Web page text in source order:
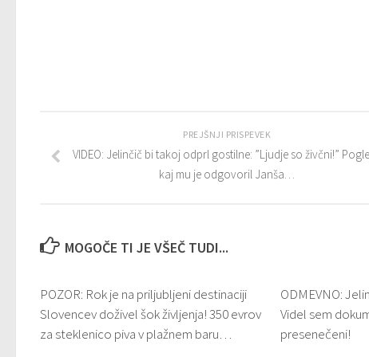
PREJŠNJI PRISPEVEK
VIDEO: Jelinčič bi takoj odprl gostilne: ”Ljudje so živčni!”
kaj mu je odgovoril Janša…
MOGOČE TI JE VŠEČ TUDI...
POZOR: Rok je na priljubljeni destinaciji
Slovencev doživel šok življenja! 350 evrov
za steklenico piva v plažnem baru…
ODMEVNO:
Videl sem
presenečeni!